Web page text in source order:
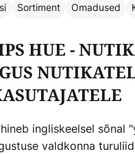
Sortiment Omadused
HUE -
ingliskeelsel sõnal
valdkonna